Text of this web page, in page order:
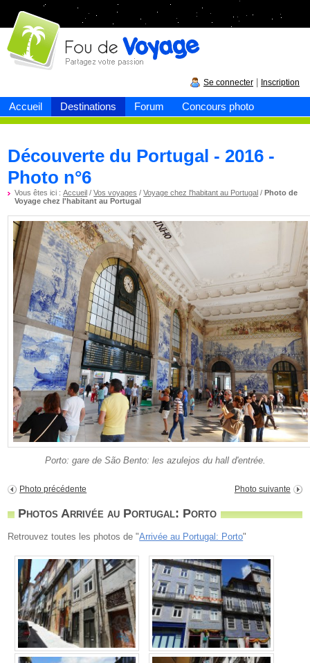
Accueil Destinations Forum Concours photo
Fou devoyage
Se connecter Inscription
Découverte du Portugal - 2016 -
Photo n°6
Vous êtes ici :Accueil /Vos voyages /Voyage chez l'habitant au Portugal /Photo de
Voyage chez l'habitant au Portugal
Porto: gare de São Bento: les azulejos du hall d'entrée.
Photo précédente Photo suivante
Photos Arrivée au Portugal: Porto
Retrouvez toutes les photos de "Arrivée au Portugal: Porto"